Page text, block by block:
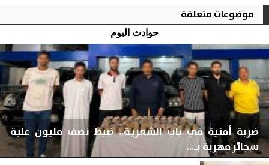
موضوعات متعلقة
حوادث اليوم
ضربة أمنية في باب الشعرية.. ضبط نصف مليون علبة
سجائر مهربة بـ...